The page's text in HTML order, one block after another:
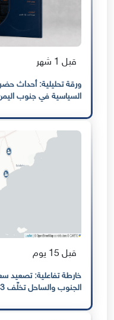
قبل 1 شهر
ورقة تحليلية: أحداث
السياسية في جنوب
قبل 15 يوم
خارطة تفاعلية:
الجنوب والساحل تخلّف 43 قتيلا